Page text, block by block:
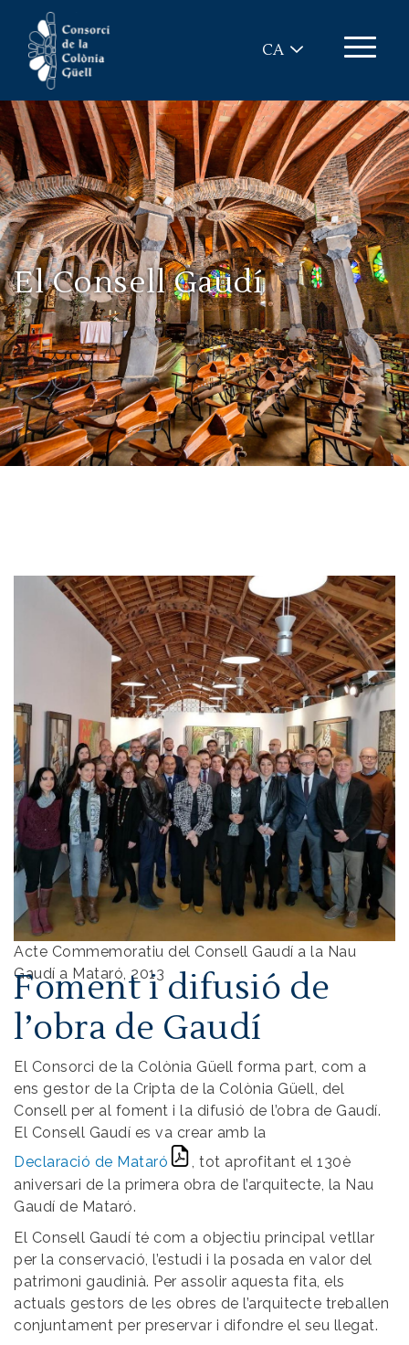
CA
El Consell Gaudí
Imatge
Acte Commemoratiu del Consell Gaudí a la Nau
Gaudí a Mataró, 2013
Foment i difusió de
l’obra de Gaudí
El Consorci de la Colònia Güell forma part, com a
ens gestor de la Cripta de la Colònia Güell, del
Consell per al foment i la difusió de l’obra de Gaudí.
El Consell Gaudí es va crear amb la
Declaració de Mataró
, tot aprofitant el 130è
aniversari de la primera obra de l’arquitecte, la Nau
Gaudí de Mataró.
El Consell Gaudí té com a objectiu principal vetllar
per la conservació, l’estudi i la posada en valor del
patrimoni gaudinià. Per assolir aquesta fita, els
actuals gestors de les obres de l’arquitecte treballen
conjuntament per preservar i difondre el seu llegat.